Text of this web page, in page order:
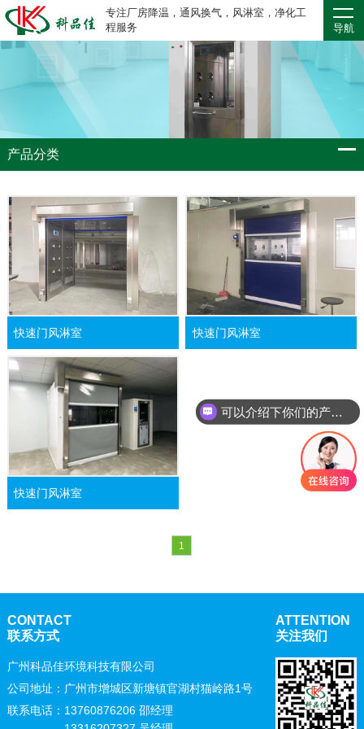
专注厂房降温，通风换气，风淋室，净化工
程服务
导航
产品分类
快速门风淋室 快速门风淋室
快速门风淋室
1
CONTACT
联系方式
广州科品佳环境科技有限公司
公司地址：广州市增城区新塘镇官湖村猫岭路1号
联系电话： 13760876206 邵经理
ATTENTION
关注我们
可以介绍下你们的产品么